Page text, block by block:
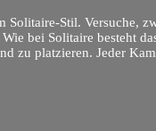
Stil. Versuche,
bei Solitaire besteht
zu platzieren. Jeder